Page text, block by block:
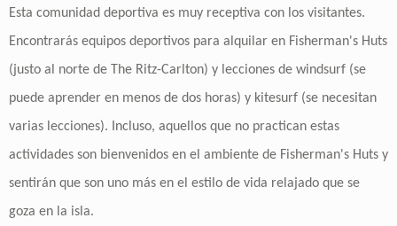
Esta comunidad deportiva es muy receptiva con los visitantes.
Encontrarás equipos deportivos para alquilar en Fisherman's Huts
(justo al norte de The Ritz-Carlton) y lecciones de windsurf (se
puede aprender en menos de dos horas) y kitesurf (se necesitan
varias lecciones). Incluso, aquellos que no practican estas
actividades son bienvenidos en el ambiente de Fisherman's Huts y
sentirán que son uno más en el estilo de vida relajado que se
goza en la isla.